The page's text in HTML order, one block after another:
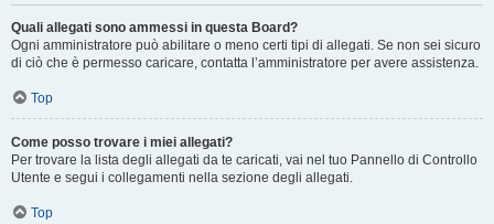
Quali allegati sono ammessi in questa Board?
Ogni amministratore può abilitare o meno certi tipi di allegati. Se non sei sicuro
di ciò che è permesso caricare, contatta l’amministratore per avere assistenza.
Top
Come posso trovare i miei allegati?
Per trovare la lista degli allegati da te caricati, vai nel tuo Pannello di Controllo
Utente e segui i collegamenti nella sezione degli allegati.
Top